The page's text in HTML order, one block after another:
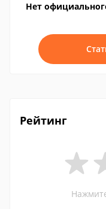
Нет
Рейтинг